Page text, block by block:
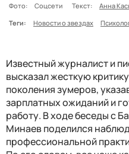
Фото: Соцсети Текст: Анна
Теги:
Новости о звездах
Известный журналист и
высказал жесткую
поколения зумеров,
зарплатных ожиданий и
работу. В ходе беседы с
Минаев поделился
профессиональной